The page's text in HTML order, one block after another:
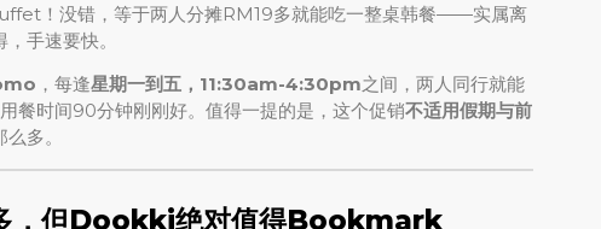
！没错，等于两人分摊RM19多就能吃一整桌韩餐——实属离
手速要快。
，每逢星期一到五，11:30am-4:30pm之间，两人同行就能
时间90分钟刚刚好。值得一提的是，这个促销不适用假期与前
多。
，但Dookki绝对值得Bookmark